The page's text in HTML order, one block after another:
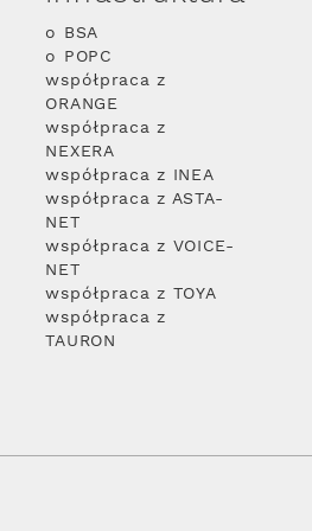
o BSA
o POPC
współpraca z
ORANGE
współpraca z
NEXERA
współpraca z INEA
współpraca z ASTA-
NET
współpraca z VOICE-
NET
współpraca z TOYA
współpraca z
TAURON